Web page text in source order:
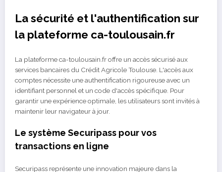
La sécurité et l'authentification sur
la plateforme ca-toulousain.fr
La plateforme ca-toulousain.fr offre un accès sécurisé aux
services bancaires du Crédit Agricole Toulouse. L'accès aux
comptes nécessite une authentification rigoureuse avec un
identifiant personnel et un code d'accès spécifique. Pour
garantir une expérience optimale, les utilisateurs sont invités à
maintenir leur navigateur à jour.
Le système Securipass pour vos
transactions en ligne
Securipass représente une innovation majeure dans la